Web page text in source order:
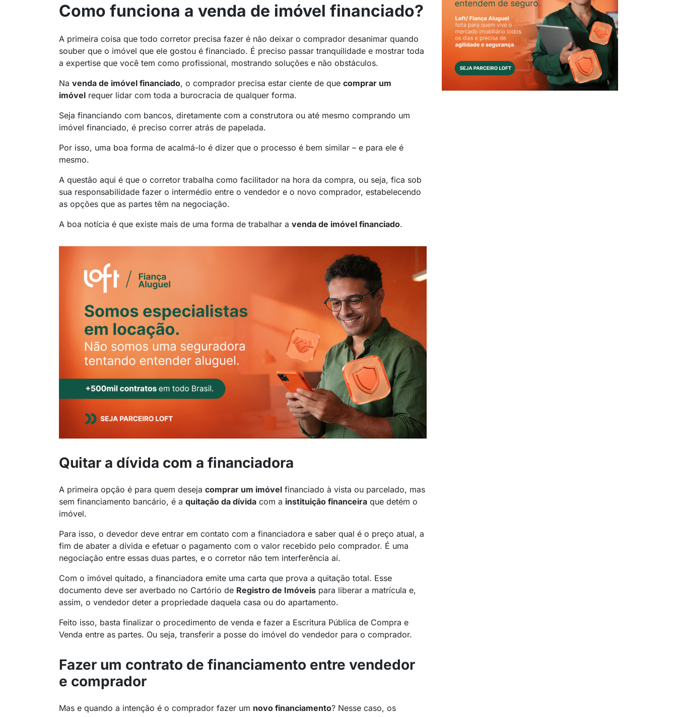
Como funciona a venda de imóvel financiado?
A primeira coisa que todo corretor precisa fazer é não deixar o comprador desanimar quando
souber que o imóvel que ele gostou é financiado. É preciso passar tranquilidade e mostrar toda
a expertise que você tem como profissional, mostrando soluções e não obstáculos.
Na venda de imóvel financiado, o comprador precisa estar ciente de que comprar um
imóvel requer lidar com toda a burocracia de qualquer forma.
Seja financiando com bancos, diretamente com a construtora ou até mesmo comprando um
imóvel financiado, é preciso correr atrás de papelada.
Por isso, uma boa forma de acalmá-lo é dizer que o processo é bem similar – e para ele é
mesmo.
A questão aqui é que o corretor trabalha como facilitador na hora da compra, ou seja, fica sob
sua responsabilidade fazer o intermédio entre o vendedor e o novo comprador, estabelecendo
as opções que as partes têm na negociação.
A boa notícia é que existe mais de uma forma de trabalhar a venda de imóvel financiado.
Quitar a dívida com a financiadora
A primeira opção é para quem deseja comprar um imóvel financiado à vista ou parcelado, mas
sem financiamento bancário, é a quitação da dívida com a instituição financeira que detém o
imóvel.
Para isso, o devedor deve entrar em contato com a financiadora e saber qual é o preço atual, a
fim de abater a dívida e efetuar o pagamento com o valor recebido pelo comprador. É uma
negociação entre essas duas partes, e o corretor não tem interferência aí.
Com o imóvel quitado, a financiadora emite uma carta que prova a quitação total. Esse
documento deve ser averbado no Cartório de Registro de Imóveis para liberar a matrícula e,
assim, o vendedor deter a propriedade daquela casa ou do apartamento.
Feito isso, basta finalizar o procedimento de venda e fazer a Escritura Pública de Compra e
Venda entre as partes. Ou seja, transferir a posse do imóvel do vendedor para o comprador.
Fazer um contrato de financiamento entre vendedor
e comprador
Mas e quando a intenção é o comprador fazer um novo financiamento? Nesse caso, os